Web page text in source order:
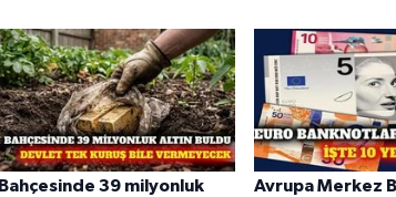
Bahçesinde 39 milyonluk
Avrupa Merkez